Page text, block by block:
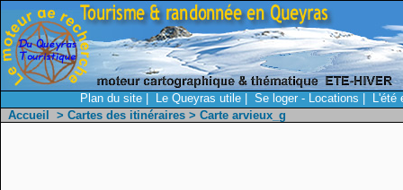
Plan du site Le Queyras utile Se loger - Locations
L'été
Accueil
> Cartes des itinéraires > Carte arvieux_g